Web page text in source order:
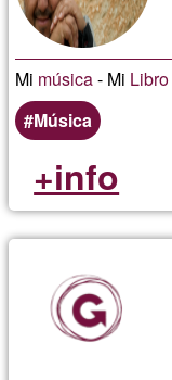
Mi música- Mi Libro
Música
+info